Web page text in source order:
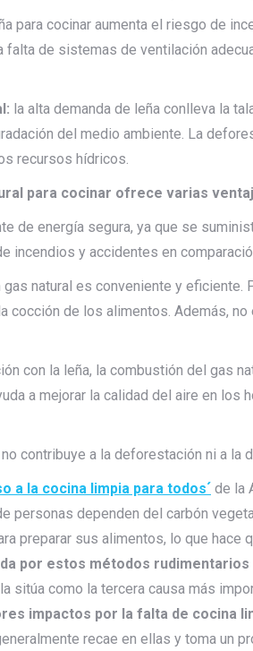
para cocinar aumenta el riesgo de
falta de sistemas de ventilación
la alta demanda de leña conlleva la
del medio ambiente. La
recursos hídricos.
para cocinar ofrece varias
de energía segura, ya que se
incendios y accidentes en
gas natural es conveniente y eficiente.
cocción de los alimentos. Además,
con la leña, la combustión del gas
a mejorar la calidad del aire en los
contribuye a la deforestación ni a la
a la cocina limpia para todos´ de la
personas dependen del carbón
preparar sus alimentos, lo que hace
por estos métodos
sitúa como la tercera causa más
impactos por la falta de cocina
recae en ellas y toma un